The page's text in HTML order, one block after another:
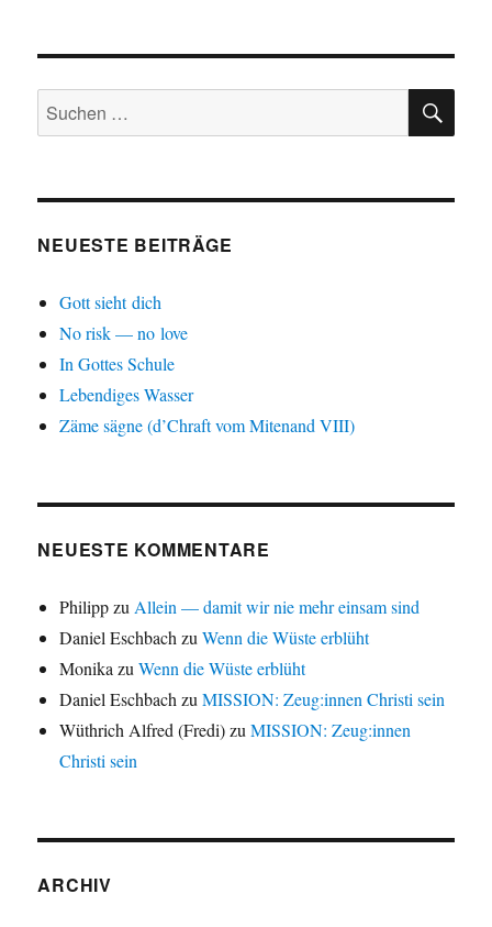
Suchen
nach:
NEUESTE BEITRÄGE
Gott sieht dich
No risk — no love
In Gottes Schule
Lebendiges Wasser
Zäme sägne (d’Chraft vom Mitenand VIII)
NEUESTE KOMMENTARE
PhilippzuAllein — damit wir nie mehr einsam sind
Daniel EschbachzuWenn die Wüste erblüht
MonikazuWenn die Wüste erblüht
Daniel EschbachzuMISSION: Zeug:innen Christi sein
Wüthrich Alfred (Fredi)zuMISSION: Zeug:innen
Christi sein
ARCHIV